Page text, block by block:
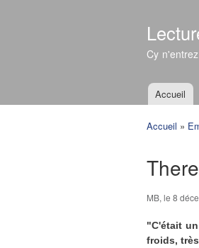
Cy
Menu
Accueil
Accueil »
MB, le 8
"C'était
froids,